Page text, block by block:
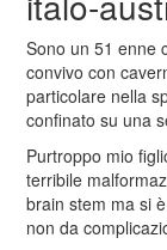
Sono un 51 enne
convivo con
particolare nella
confinato su una
Purtroppo mio
terribile
brain stem ma si
non da